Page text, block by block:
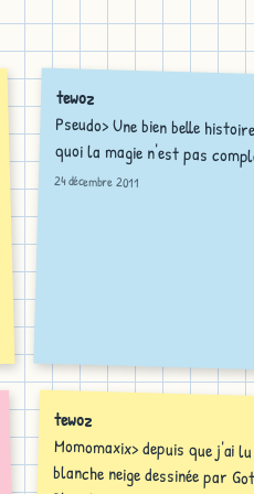
tewoz
Pseudo> Une bien belle
quoi la magie n'est pas
24 décembre 2011
tewoz
Momomaxix> depuis que j'ai
blanche neige dessinée par